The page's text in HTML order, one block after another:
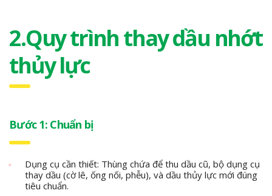
2.Quy trình thay dầu nhớt
thủy lực
Bước 1: Chuẩn bị
Dụng cụ cần thiết: Thùng chứa để thu dầu cũ, bộ dụng cụ
thay dầu (cờ lê, ống nối, phễu), và dầu thủy lực mới đúng
tiêu chuẩn.